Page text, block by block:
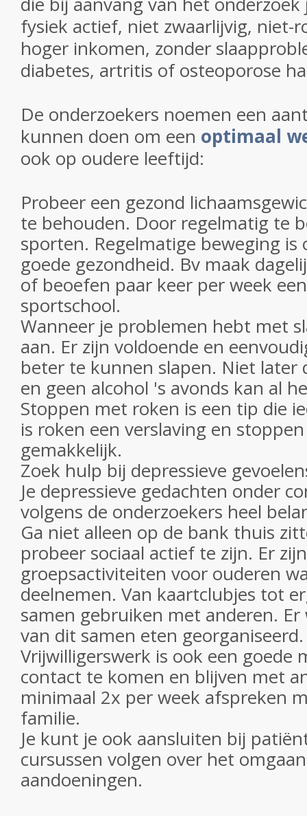
fysiek actief, niet zwaarlijvig, niet-
hoger inkomen, zonder
diabetes, artritis of osteoporose
De onderzoekers noemen een
kunnen doen om een optimaal
ook op oudere leeftijd:
Probeer een gezond
te behouden. Door regelmatig te
sporten. Regelmatige beweging is
goede gezondheid. Bv maak
of beoefen paar keer per week
sportschool.
Wanneer je problemen hebt met
aan. Er zijn voldoende en
beter te kunnen slapen. Niet later
en geen alcohol 's avonds kan al
Stoppen met roken is een tip die
is roken een verslaving en
gemakkelijk.
Zoek hulp bij depressieve
Je depressieve gedachten onder
volgens de onderzoekers heel
Ga niet alleen op de bank thuis
probeer sociaal actief te zijn. Er
groepsactiviteiten voor ouderen
deelnemen. Van kaartclubjes tot
samen gebruiken met anderen.
van dit samen eten georganiseerd.
Vrijwilligerswerk is ook een goede
contact te komen en blijven met
minimaal 2x per week afspreken
familie.
Je kunt je ook aansluiten bij
cursussen volgen over het
aandoeningen.